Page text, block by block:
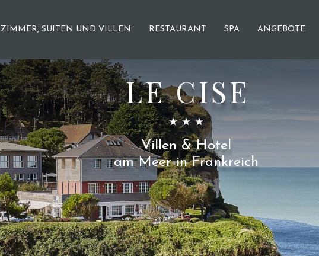
ZIMMER, SUITEN UND VILLEN RESTAURANT SPA ANGEBOTE
LE CISE
Villen & Hotel
am Meer in Frankreich